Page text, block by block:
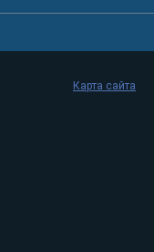
Карта сайта